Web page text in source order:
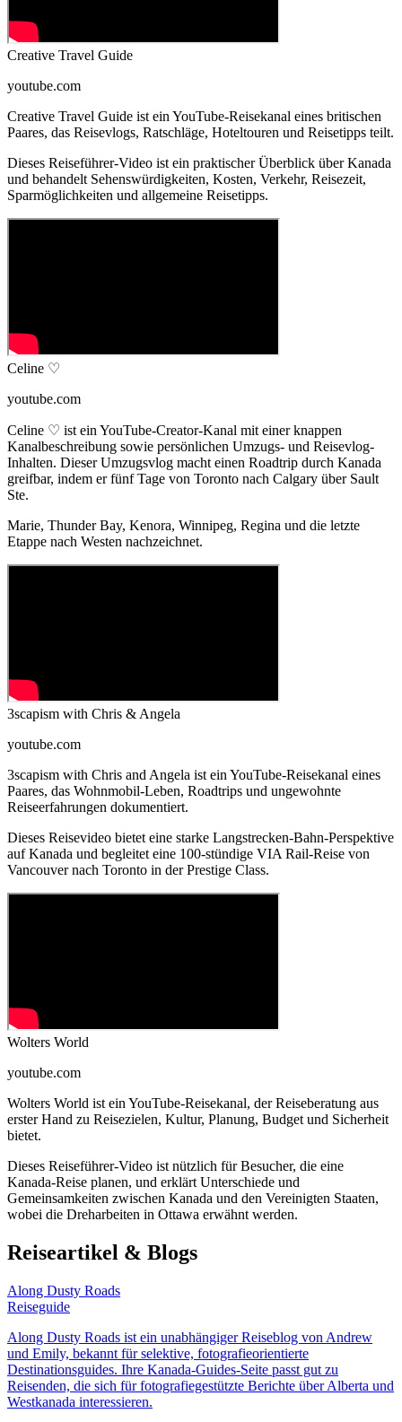
Creative Travel Guide
youtube.com
Creative Travel Guide ist ein YouTube-Reisekanal eines britischen
Paares, das Reisevlogs, Ratschläge, Hoteltouren und Reisetipps teilt.
Dieses Reiseführer-Video ist ein praktischer Überblick über Kanada
und behandelt Sehenswürdigkeiten, Kosten, Verkehr, Reisezeit,
Sparmöglichkeiten und allgemeine Reisetipps.
Celine ♡
youtube.com
Celine ♡ ist ein YouTube-Creator-Kanal mit einer knappen
Kanalbeschreibung sowie persönlichen Umzugs- und Reisevlog-
Inhalten. Dieser Umzugsvlog macht einen Roadtrip durch Kanada
greifbar, indem er fünf Tage von Toronto nach Calgary über Sault
Ste.
Marie, Thunder Bay, Kenora, Winnipeg, Regina und die letzte
Etappe nach Westen nachzeichnet.
3scapism with Chris & Angela
youtube.com
3scapism with Chris and Angela ist ein YouTube-Reisekanal eines
Paares, das Wohnmobil-Leben, Roadtrips und ungewohnte
Reiseerfahrungen dokumentiert.
Dieses Reisevideo bietet eine starke Langstrecken-Bahn-Perspektive
auf Kanada und begleitet eine 100-stündige VIA Rail-Reise von
Vancouver nach Toronto in der Prestige Class.
Wolters World
youtube.com
Wolters World ist ein YouTube-Reisekanal, der Reiseberatung aus
erster Hand zu Reisezielen, Kultur, Planung, Budget und Sicherheit
bietet.
Dieses Reiseführer-Video ist nützlich für Besucher, die eine
Kanada-Reise planen, und erklärt Unterschiede und
Gemeinsamkeiten zwischen Kanada und den Vereinigten Staaten,
wobei die Dreharbeiten in Ottawa erwähnt werden.
Reiseartikel & Blogs
Along Dusty Roads
Reiseguide
Along Dusty Roads ist ein unabhängiger Reiseblog von Andrew
und Emily, bekannt für selektive, fotografieorientierte
Destinationsguides. Ihre Kanada-Guides-Seite passt gut zu
Reisenden, die sich für fotografiegestützte Berichte über Alberta und
Westkanada interessieren.